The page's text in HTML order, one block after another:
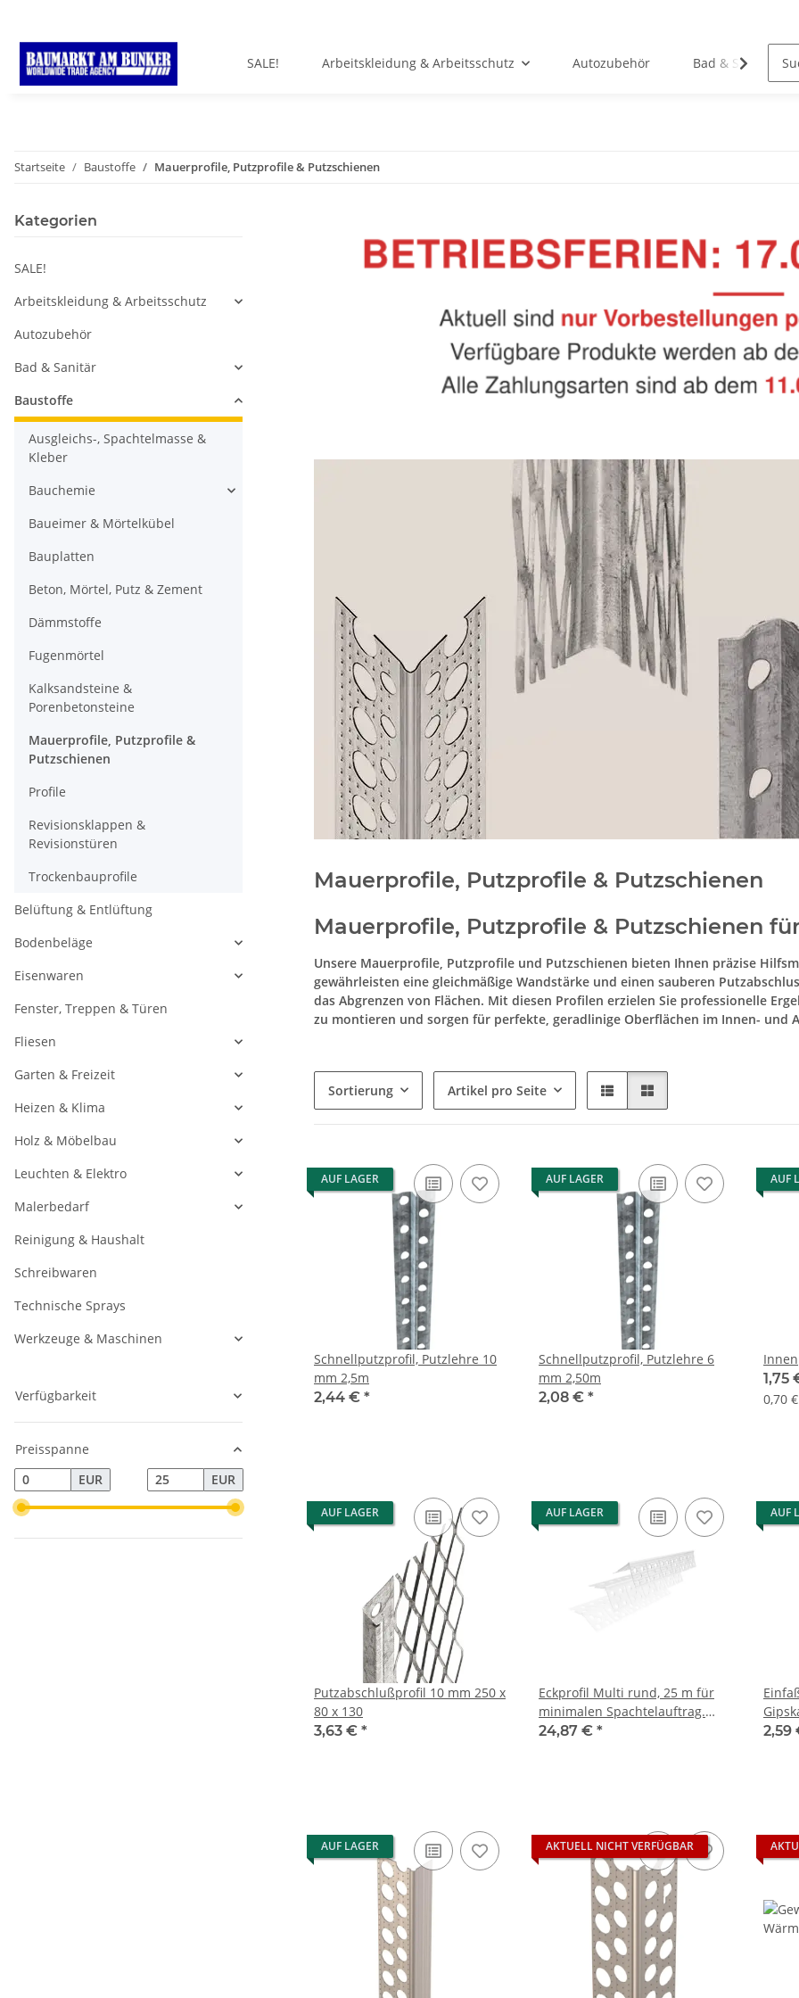
SALE! Arbeitskleidung & Arbeitsschutz Autozubehör Bad & Sanitär
Startseite Baustoffe Mauerprofile, Putzprofile & Putzschienen
Mauerprofile, Putzprofile & Putzschienen
Mauerprofile, Putzprofile & Putzschienen
Unsere Mauerprofile, Putzprofile und Putzschienen bieten Ihnen präzise
gewährleisten eine gleichmäßige Wandstärke und einen sauberen
das Abgrenzen von Flächen. Mit diesen Profilen erzielen Sie professionelle
zu montieren und sorgen für perfekte, geradlinige Oberflächen im Innen- und
Sortierung Artikel pro Seite
AUF LAGER
Schnellputzprofil, Putzlehre 10
mm 2,5m
2,44 € *
AUF LAGER
Schnellputzprofil, Putzlehre 6
mm 2,50m
2,08 € *
AUF
1,75
0,70
AUF LAGER
Putzabschlußprofil 10 mm 250 x
80 x 130
3,63 € *
AUF LAGER
Eckprofil Multi rund, 25 m für
minimalen Spachtelauftrag.
Winkel einstellbar zwischen
24,87 € *
AUF
2,59
AUF LAGER AKTUELL NICHT VERFÜGBAR
Kategorien
SALE!
Arbeitskleidung & Arbeitsschutz
Autozubehör
Bad & Sanitär
Baustoffe
Ausgleichs-, Spachtelmasse &
Kleber
Bauchemie
Baueimer & Mörtelkübel
Bauplatten
Beton, Mörtel, Putz & Zement
Dämmstoffe
Fugenmörtel
Kalksandsteine &
Porenbetonsteine
Mauerprofile, Putzprofile &
Putzschienen
Profile
Revisionsklappen &
Revisionstüren
Trockenbauprofile
Belüftung & Entlüftung
Bodenbeläge
Eisenwaren
Fenster, Treppen & Türen
Fliesen
Garten & Freizeit
Heizen & Klima
Holz & Möbelbau
Leuchten & Elektro
Malerbedarf
Reinigung & Haushalt
Schreibwaren
Technische Sprays
Werkzeuge & Maschinen
Verfügbarkeit
Preisspanne
EUR
EUR